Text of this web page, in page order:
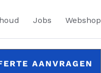
Jobs Webshop
AANVRAGEN